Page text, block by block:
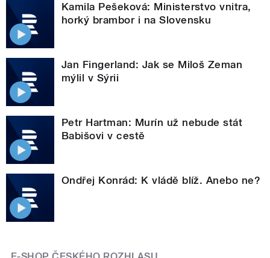
Kamila Pešeková: Ministerstvo vnitra,
horký brambor i na Slovensku
Jan Fingerland: Jak se Miloš Zeman
mýlil v Sýrii
Petr Hartman: Murín už nebude stát
Babišovi v cestě
Ondřej Konrád: K vládě blíž. Anebo ne?